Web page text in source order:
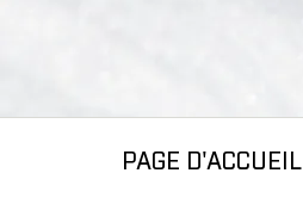
PAGE D'ACCUEIL